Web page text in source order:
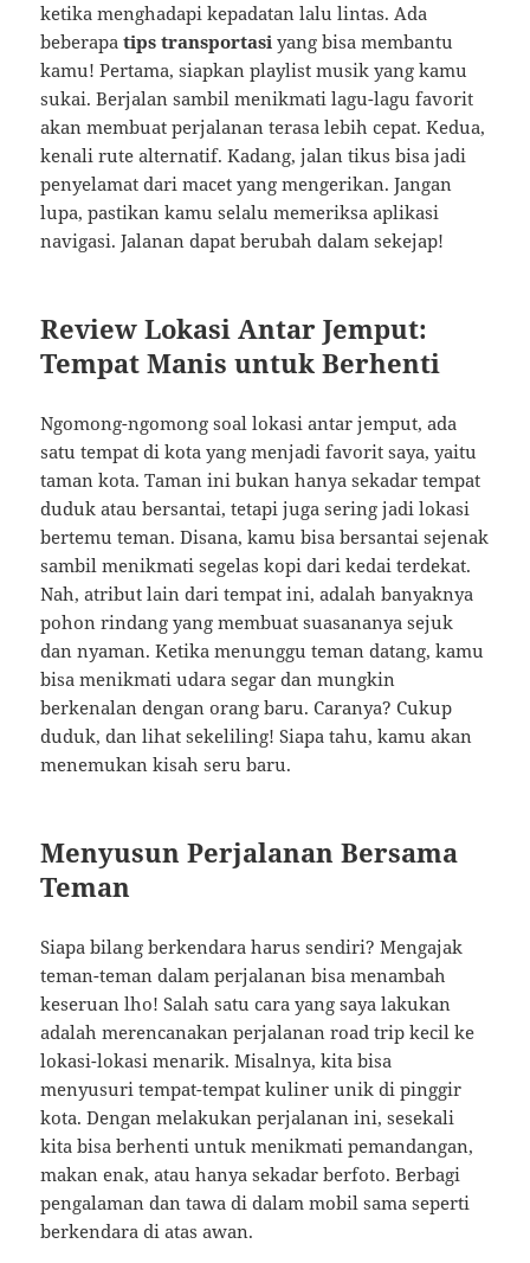
ketika menghadapi kepadatan lalu lintas. Ada
beberapatips transportasi yang bisa membantu
kamu! Pertama, siapkan playlist musik yang kamu
sukai. Berjalan sambil menikmati lagu-lagu favorit
akan membuat perjalanan terasa lebih cepat. Kedua,
kenali rute alternatif. Kadang, jalan tikus bisa jadi
penyelamat dari macet yang mengerikan. Jangan
lupa, pastikan kamu selalu memeriksa aplikasi
navigasi. Jalanan dapat berubah dalam sekejap!
Review Lokasi Antar Jemput:
Tempat Manis untuk Berhenti
Ngomong-ngomong soal lokasi antar jemput, ada
satu tempat di kota yang menjadi favorit saya, yaitu
taman kota. Taman ini bukan hanya sekadar tempat
duduk atau bersantai, tetapi juga sering jadi lokasi
bertemu teman. Disana, kamu bisa bersantai sejenak
sambil menikmati segelas kopi dari kedai terdekat.
Nah, atribut lain dari tempat ini, adalah banyaknya
pohon rindang yang membuat suasananya sejuk
dan nyaman. Ketika menunggu teman datang, kamu
bisa menikmati udara segar dan mungkin
berkenalan dengan orang baru. Caranya? Cukup
duduk, dan lihat sekeliling! Siapa tahu, kamu akan
menemukan kisah seru baru.
Menyusun Perjalanan Bersama
Teman
Siapa bilang berkendara harus sendiri? Mengajak
teman-teman dalam perjalanan bisa menambah
keseruan lho! Salah satu cara yang saya lakukan
adalah merencanakan perjalanan road trip kecil ke
lokasi-lokasi menarik. Misalnya, kita bisa
menyusuri tempat-tempat kuliner unik di pinggir
kota. Dengan melakukan perjalanan ini, sesekali
kita bisa berhenti untuk menikmati pemandangan,
makan enak, atau hanya sekadar berfoto. Berbagi
pengalaman dan tawa di dalam mobil sama seperti
berkendara di atas awan.